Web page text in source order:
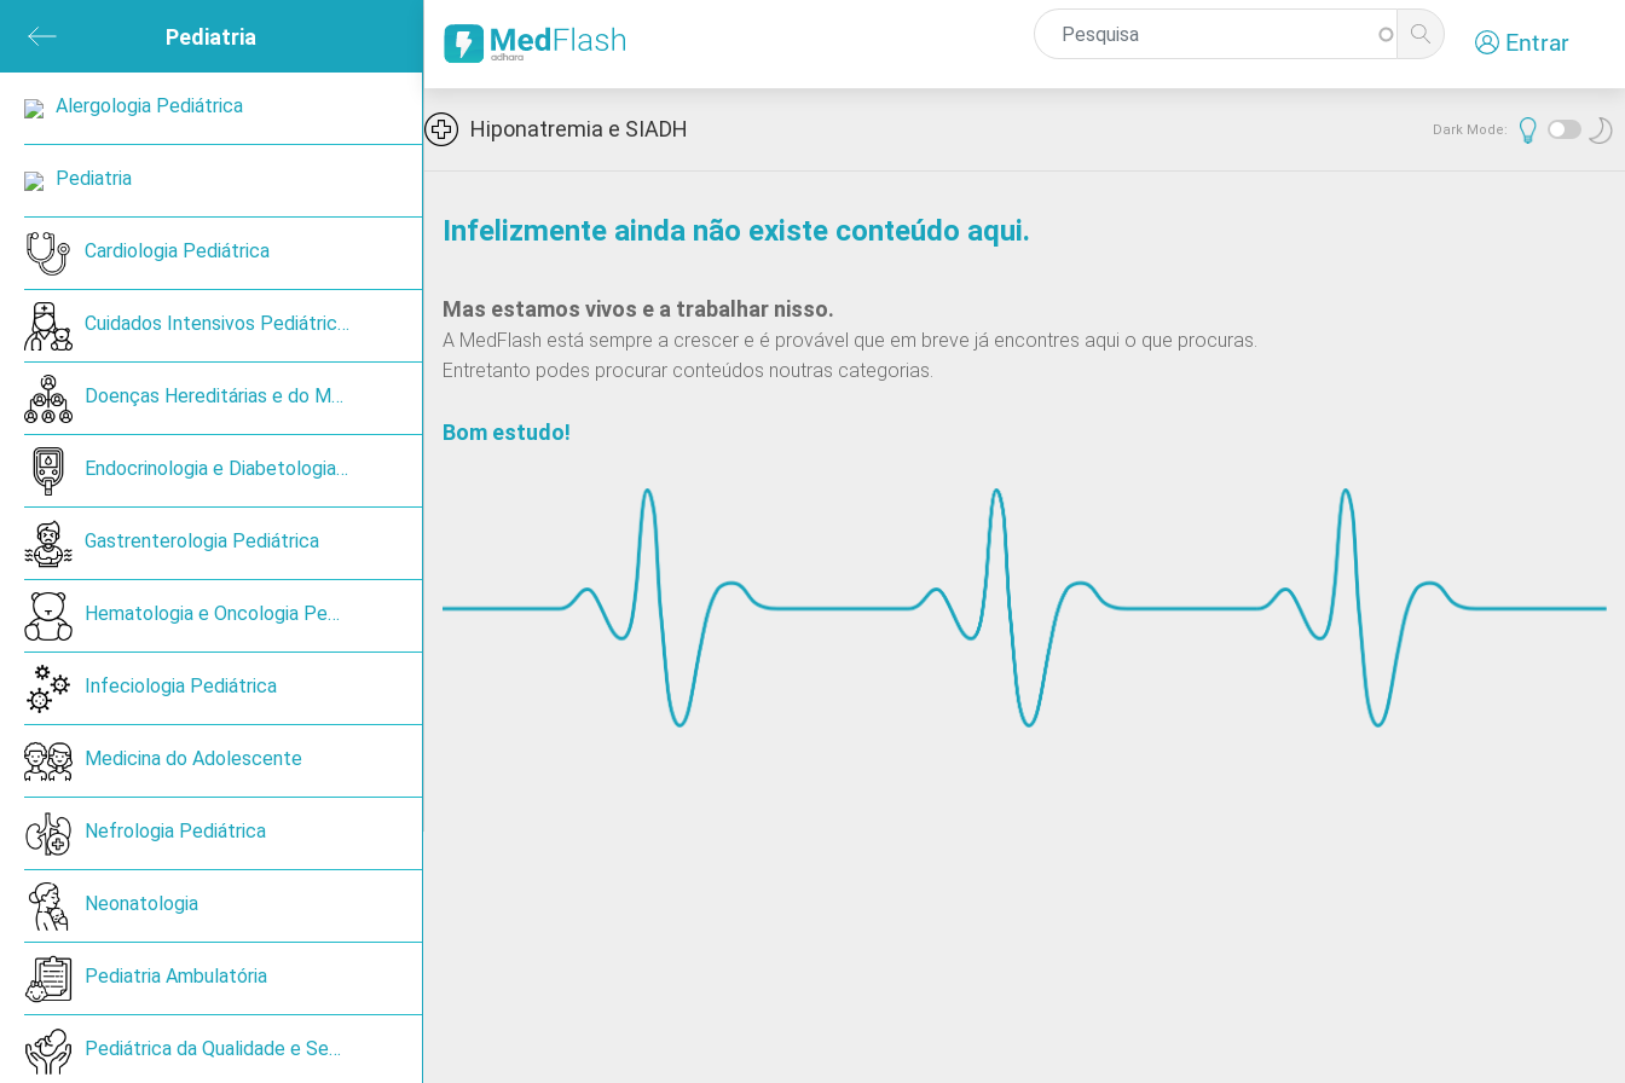
e de ReabilitaçãoOpen submenu
submenu
Cancro de pulmão de pequenas células
e de ReabilitaçãoOpen submenu
submenu
Open submenu
(Tipo II)Open submenu
Open submenu
Open submenu
e ObstetríciaOpen submenu
Clínica Open submenu
Close submenu Pediatria
Alergologia Pediátrica
Pediatria
Cardiologia Pediátrica
Cuidados Intensivos Pediátricos
Doenças Hereditárias e do Metabolismo
Endocrinologia e Diabetologia Pediátrica
Gastrenterologia Pediátrica
Hematologia e Oncologia Pediátrica
Infeciologia Pediátrica
Medicina do Adolescente
Nefrologia Pediátrica
Neonatologia
Pediatria Ambulatória
Pediátrica da Qualidade e Segurança do Doente
Entrar
Icon Hiponatremia e SIADH Dark Mode:
Infelizmente ainda não existe conteúdo aqui.
Mas estamos vivos e a trabalhar nisso.
A MedFlash está sempre a crescer e é provável que em breve já encontres aqui o que procuras.
Entretanto podes procurar conteúdos noutras categorias.
Bom estudo!